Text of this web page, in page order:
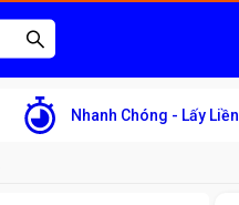
Nhanh Chóng - Lấy Liền